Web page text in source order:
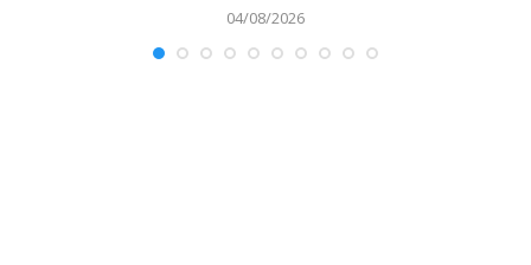
04/08/2026